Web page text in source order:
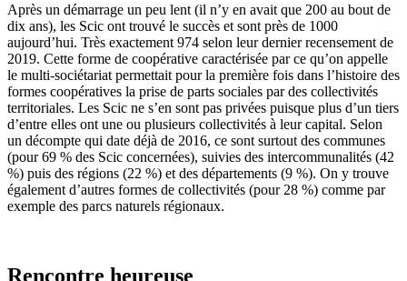
Après un démarrage un peu lent (il n’y en avait que 200 au bout de
dix ans), les Scic ont trouvé le succès et sont près de 1000
aujourd’hui. Très exactement 974 selon leur dernier recensement de
2019. Cette forme de coopérative caractérisée par ce qu’on appelle
le multi-sociétariat permettait pour la première fois dans l’histoire des
formes coopératives la prise de parts sociales par des collectivités
territoriales. Les Scic ne s’en sont pas privées puisque plus d’un tiers
d’entre elles ont une ou plusieurs collectivités à leur capital. Selon
un décompte qui date déjà de 2016, ce sont surtout des communes
(pour 69 % des Scic concernées), suivies des intercommunalités (42
%) puis des régions (22 %) et des départements (9 %). On y trouve
également d’autres formes de collectivités (pour 28 %) comme par
exemple des parcs naturels régionaux.
Rencontre heureuse